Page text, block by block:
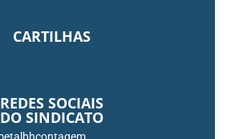
CARTILHAS
REDES SOCIAIS
DO SINDICATO